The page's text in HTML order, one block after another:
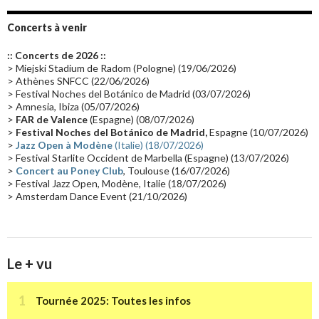
Groupe de Recherche Musicale
Passages radio Vidéo Jarrecast (16) Synthé 80's
Les concerts en Chine(16) Cinéma
Synthé Roland(15) Belgique(15)
(14) Astronomie (14) (14)
Tournée 2025(14) 2024(14) Chine(13)
Concerts à venir
:: Concerts de 2026 ::
> Miejski Stadium de Radom (Pologne) (19/06/2026)
> Athènes SNFCC (22/06/2026)
> Festival Noches del Botánico de Madrid (03/07/2026)
> Amnesia, Ibiza (05/07/2026)
> FAR de Valence(Espagne) (08/07/2026)
> Festival Noches del Botánico de Madrid,Espagne (10/07/2026)
> Jazz Open à Modène(Italie) (18/07/2026)
> Festival Starlite Occident de Marbella (Espagne) (13/07/2026)
> Concert au Poney Club, Toulouse (16/07/2026)
> Festival Jazz Open, Modène, Italie (18/07/2026)
> Amsterdam Dance Event (21/10/2026)
Le + vu